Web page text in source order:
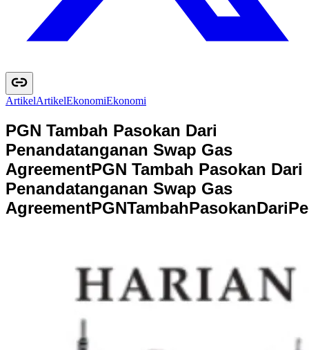
ArtikelArtikelEkonomiEkonomi
PGN Tambah Pasokan Dari
Penandatanganan Swap Gas
AgreementPGN Tambah Pasokan Dari
Penandatanganan Swap Gas
AgreementPGNTambahPasokanDariPe